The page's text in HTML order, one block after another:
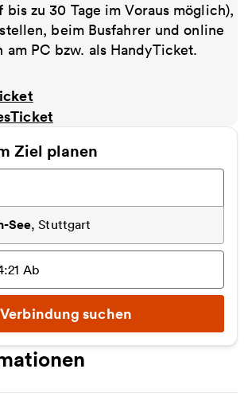
bis zu 30 Tage im Voraus möglich),
beim Busfahrer und online
am PC bzw. als HandyTicket.
Ziel planen
See,Stuttgart
Ab
Verbindung suchen